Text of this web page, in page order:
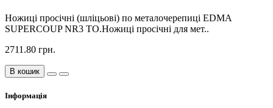
Ножиці просічні (шліцьові) по металочерепиці EDMA
SUPERCOUP NR3 TO.Ножиці просічні для мет..
2711.80 грн.
В кошик
Інформація